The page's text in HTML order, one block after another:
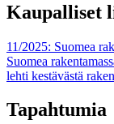
Kaupalliset
11/2025: Suomea
Suomea
lehti kestävästä
Tapahtumia